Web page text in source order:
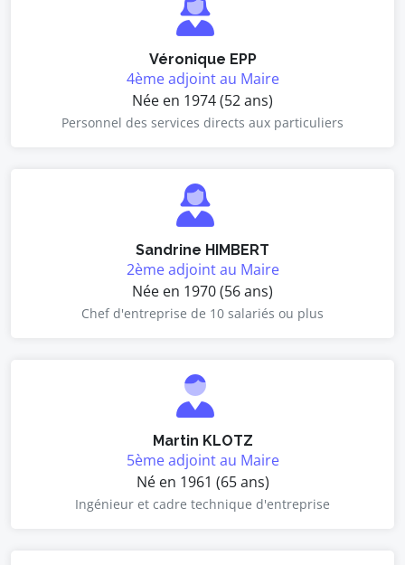
Véronique EPP
4ème adjoint au Maire
Née en 1974 (52 ans)
Personnel des services directs aux particuliers
Sandrine HIMBERT
2ème adjoint au Maire
Née en 1970 (56 ans)
Chef d'entreprise de 10 salariés ou plus
Martin KLOTZ
5ème adjoint au Maire
Né en 1961 (65 ans)
Ingénieur et cadre technique d'entreprise